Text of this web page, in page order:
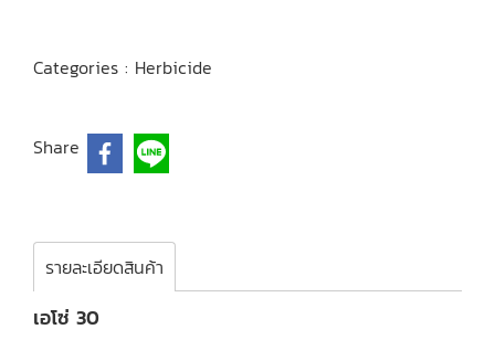
Categories : Herbicide
Share
รายละเอียดสินค้า
เอโซ่ 30